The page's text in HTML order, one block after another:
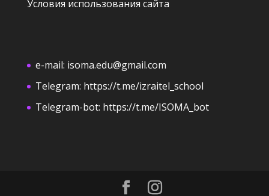
Условия использования сайта
e-mail: isoma.edu@gmail.com
Telegram: https://t.me/izraitel_school
Telegram-bot: https://t.me/ISOMA_bot